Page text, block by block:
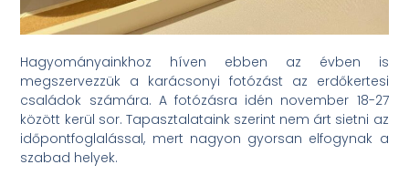
Hagyományainkhoz híven ebben az évben is
megszervezzük a karácsonyi fotózást az erdőkertesi
családok számára. A fotózásra idén november 18-27
között kerül sor. Tapasztalataink szerint nem árt sietni az
időpontfoglalással, mert nagyon gyorsan elfogynak a
szabad helyek.